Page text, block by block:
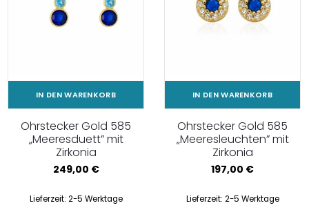
IN DEN WARENKORB
Ohrstecker Gold 585
„Meeresduett” mit
Zirkonia
249,00 €
Lieferzeit: 2-5 Werktage
IN DEN WARENKORB
Ohrstecker Gold 585
„Meeresleuchten” mit
Zirkonia
197,00 €
Lieferzeit: 2-5 Werktage